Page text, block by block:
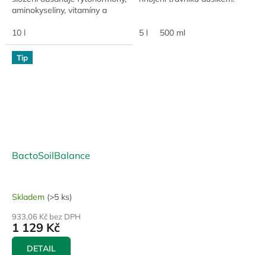
aminokyseliny, vitamíny a
10 l
5 l 500 ml
Tip
BactoSoilBalance
Skladem (>5 ks)
933,06 Kč bez DPH
1 129 Kč
DETAIL